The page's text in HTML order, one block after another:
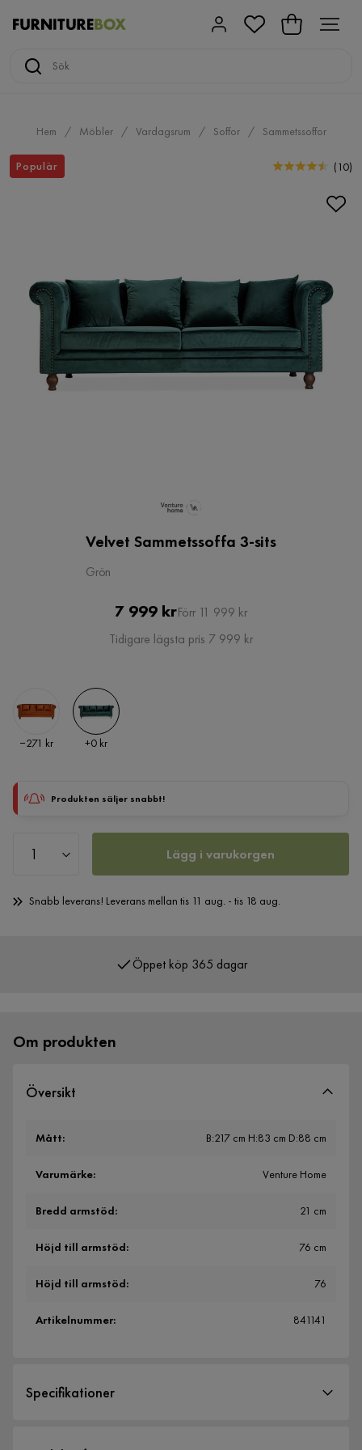
Hem Möbler Vardagsrum Soffor Sammetssoffor
Populär (10)
Velvet Sammetssoffa 3-sits
Grön
Pris
7 999 krOriginal
Pris
Förr 11 999 kr
Tidigare lägsta pris 7 999 kr
Pris
−271 kr Pris
+0 kr
Produkten säljer snabbt!
Lägg i varukorgen
Snabb leverans! Leverans mellan tis 11 aug. - tis 18 aug.
Över 400 000 nöjda kunder
Om produkten
Översikt
Mått: B:217 cm H:83 cm D:88 cm
Varumärke: Venture Home
Bredd armstöd: 21 cm
Höjd till armstöd: 76 cm
Höjd till armstöd: 76
Artikelnummer: 841141
Specifikationer